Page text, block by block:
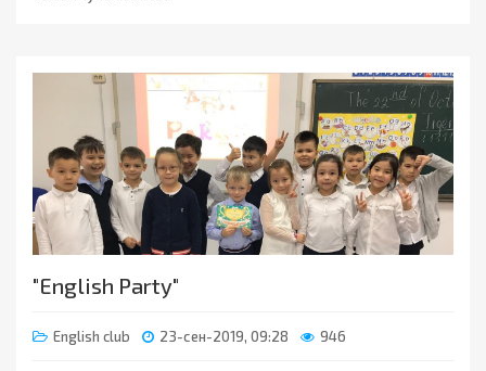
"English Party"
English club 23-сен-2019, 09:28 946